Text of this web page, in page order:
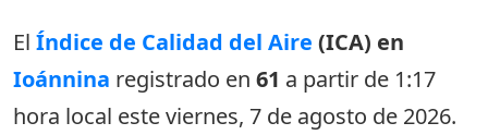
El Índice de Calidad del Aire (ICA) en
Ioánnina registrado en 61 a partir de 1:17
hora local este viernes, 7 de agosto de 2026.